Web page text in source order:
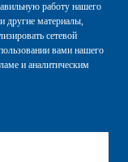
работу нашего
другие материалы,
сетевой
вами нашего
и аналитическим